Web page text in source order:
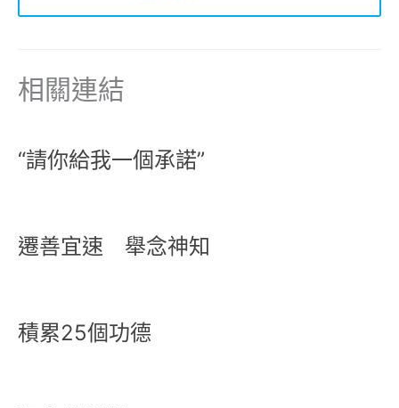
相關連結
“請你給我一個承諾”
遷善宜速 舉念神知
積累25個功德